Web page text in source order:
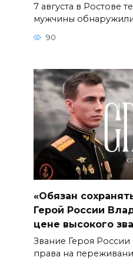
7 августа в Ростове
мужчины
90
«Обязан
Герой России
цене высокого
Звание Героя
права на